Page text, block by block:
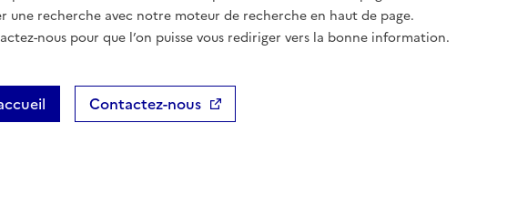
une recherche avec notre moteur de recherche en haut de page.
nous pour que l’on puisse vous rediriger vers la bonne information.
Contactez-nous